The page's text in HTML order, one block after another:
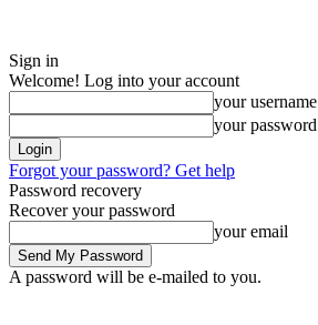
Sign in
Welcome! Log into your account
your username
your password
Forgot your password? Get help
Password recovery
Recover your password
your email
A password will be e-mailed to you.